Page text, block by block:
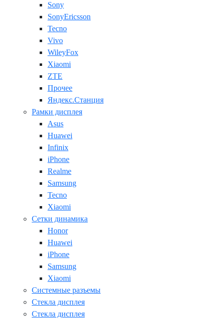
Sony
SonyEricsson
Tecno
Vivo
WileyFox
Xiaomi
ZTE
Прочее
Яндекс.Станция
Рамки дисплея
Asus
Huawei
Infinix
iPhone
Realme
Samsung
Tecno
Xiaomi
Сетки динамика
Honor
Huawei
iPhone
Samsung
Xiaomi
Системные разъемы
Стекла дисплея
Стекла дисплея